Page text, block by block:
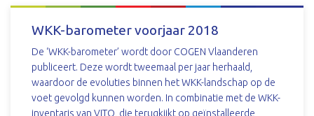
WKK-barometer voorjaar 2018
De ‘WKK-barometer’ wordt door COGEN Vlaanderen
publiceert. Deze wordt tweemaal per jaar herhaald,
waardoor de evoluties binnen het WKK-landschap op de
voet gevolgd kunnen worden. In combinatie met de WKK-
inventaris van VITO, die terugkijkt op geïnstalleerde